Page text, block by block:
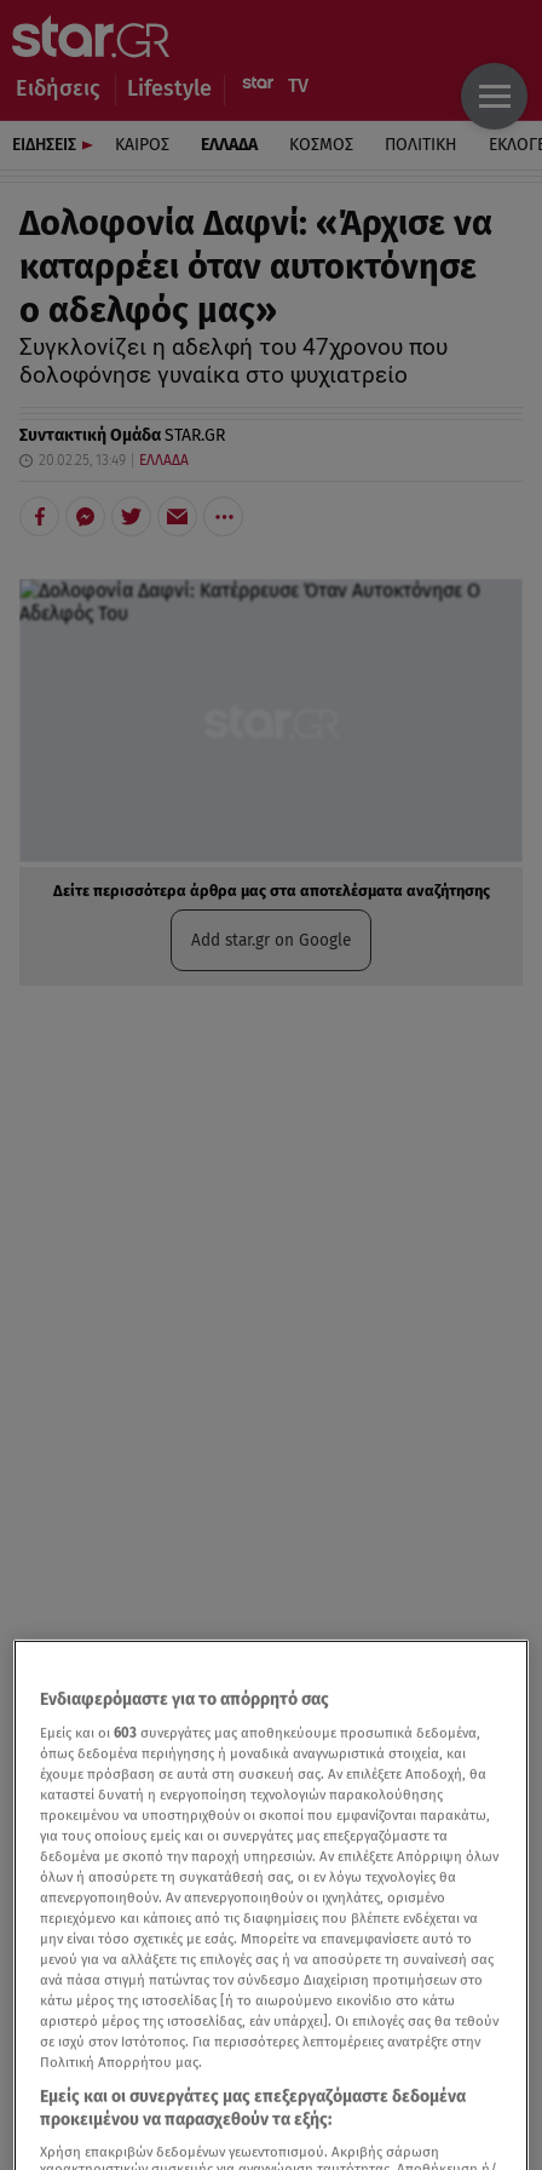
Ειδήσεις Lifestyle
ΕΙΔΗΣΕΙΣ ΚΑΙΡΟΣ ΕΛΛΑΔΑ ΚΟΣΜΟΣ ΠΟΛΙΤΙΚΗ
Δολοφονία Δαφνί: «Άρχισε να
καταρρέει όταν αυτοκτόνησε
ο αδελφός μας»
Συγκλονίζει η αδελφή του 47χρονου που
δολοφόνησε γυναίκα στο ψυχιατρείο
Συντακτική ΟμάδαSTAR.GR
20.02.25, 13:49 ΕΛΛΑΔΑ
Δείτε περισσότερα άρθρα μας στα αποτελέσματα αναζήτησης
Add star.gr on Google
Ενδιαφερόμαστε για το απόρρητό σας
Εμείς και οι603 συνεργάτες μας αποθηκεύουμε προσωπικά δεδομένα,
όπως δεδομένα περιήγησης ή μοναδικά αναγνωριστικά στοιχεία, και
έχουμε πρόσβαση σε αυτά στη συσκευή σας. Αν επιλέξετε Αποδοχή, θα
καταστεί δυνατή η ενεργοποίηση τεχνολογιών παρακολούθησης
προκειμένου να υποστηριχθούν οι σκοποί που εμφανίζονται παρακάτω,
για τους οποίους εμείς και οι συνεργάτες μας επεξεργαζόμαστε τα
δεδομένα με σκοπό την παροχή υπηρεσιών. Αν επιλέξετε Απόρριψη όλων
όλων ή αποσύρετε τη συγκατάθεσή σας, οι εν λόγω τεχνολογίες θα
απενεργοποιηθούν. Αν απενεργοποιηθούν οι ιχνηλάτες, ορισμένο
περιεχόμενο και κάποιες από τις διαφημίσεις που βλέπετε ενδέχεται να
μην είναι τόσο σχετικές με εσάς. Μπορείτε να επανεμφανίσετε αυτό το
μενού για να αλλάξετε τις επιλογές σας ή να αποσύρετε τη συναίνεσή σας
ανά πάσα στιγμή πατώντας τον σύνδεσμο Διαχείριση προτιμήσεων στο
κάτω μέρος της ιστοσελίδας [ή το αιωρούμενο εικονίδιο στο κάτω
αριστερό μέρος της ιστοσελίδας, εάν υπάρχει]. Οι επιλογές σας θα τεθούν
σε ισχύ στον Ιστότοπος. Για περισσότερες λεπτομέρειες ανατρέξτε στην
Πολιτική Απορρήτου μας.
Εμείς και οι συνεργάτες μας επεξεργαζόμαστε δεδομένα
προκειμένου να παρασχεθούν τα εξής:
Χρήση επακριβών δεδομένων γεωεντοπισμού. Ακριβής σάρωση